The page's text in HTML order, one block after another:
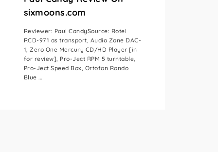
sixmoons.com
Reviewer: Paul CandySource: Rotel
RCD-971 as transport, Audio Zone DAC-
1, Zero One Mercury CD/HD Player [in
for review], Pro-Ject RPM 5 turntable,
Pro-Ject Speed Box, Ortofon Rondo
Blue ...